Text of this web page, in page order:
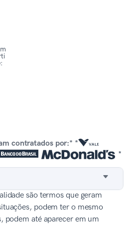
contratados por:* *
*
são termos que geram
podem ter o mesmo
podem até aparecer em um